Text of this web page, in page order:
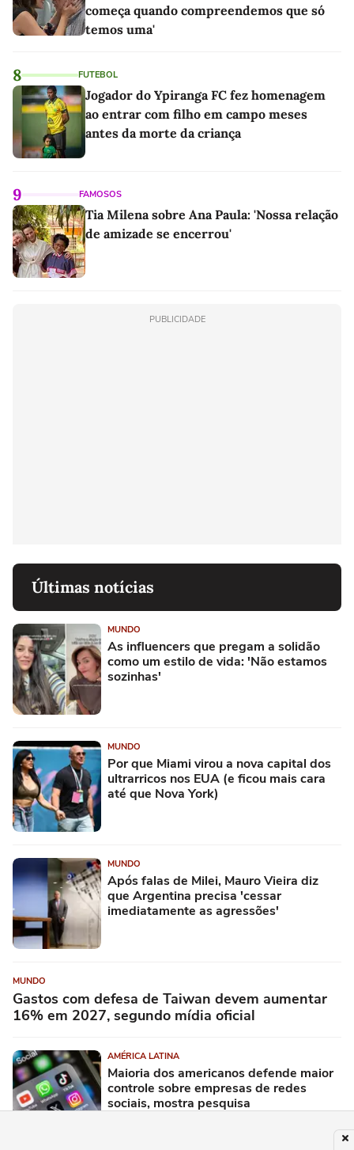
começa quando compreendemos que só
temos uma'
8 FUTEBOL
Jogador do Ypiranga FC fez homenagem
ao entrar com filho em campo meses
antes da morte da criança
9 FAMOSOS
Tia Milena sobre Ana Paula: 'Nossa relação
de amizade se encerrou'
PUBLICIDADE
Últimas notícias
MUNDO
As influencers que pregam a solidão
como um estilo de vida: 'Não estamos
sozinhas'
MUNDO
Por que Miami virou a nova capital dos
ultrarricos nos EUA (e ficou mais cara
até que Nova York)
MUNDO
Após falas de Milei, Mauro Vieira diz
que Argentina precisa 'cessar
imediatamente as agressões'
MUNDO
Gastos com defesa de Taiwan devem aumentar
16% em 2027, segundo mídia oficial
AMÉRICA LATINA
Maioria dos americanos defende maior
controle sobre empresas de redes
sociais, mostra pesquisa